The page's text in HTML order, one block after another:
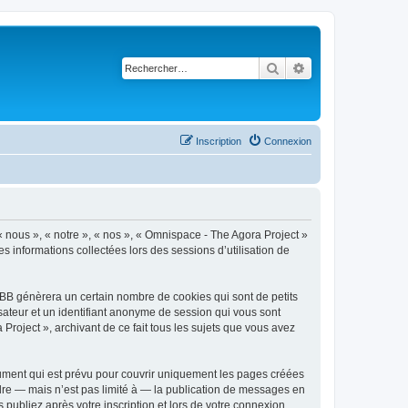
Rechercher
Connexion
Inscription
», « notre », « nos », « Omnispace - The Agora Project »
informations collectées lors des sessions d’utilisation de
génèrera un certain nombre de cookies qui sont de petits
et un identifiant anonyme de session qui vous sont
», archivant de ce fait tous les sujets que vous avez
qui est prévu pour couvrir uniquement les pages créées
— mais n’est pas limité à — la publication de messages en
publiez après votre inscription et lors de votre connexion